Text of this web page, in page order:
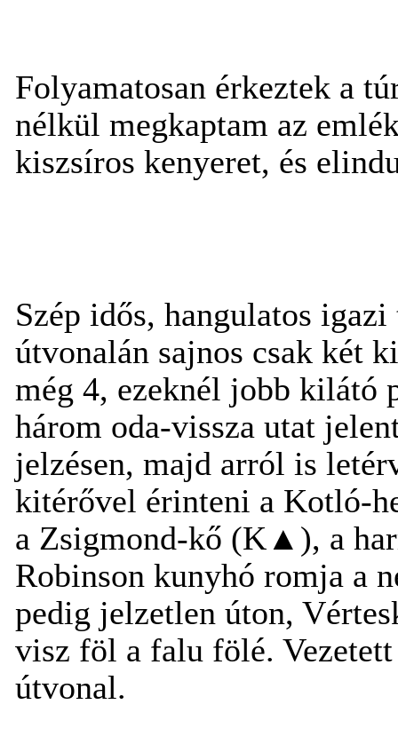
Folyamatosan érkeztek a
nélkül megkaptam az
kiszsíros kenyeret, és
Szép idős, hangulatos
útvonalán sajnos csak két
még 4, ezeknél jobb kilátó
három oda-vissza utat
jelzésen, majd arról is
kitérővel érinteni a Kotló-
a Zsigmond-kő (K▲), a
Robinson kunyhó romja a
pedig jelzetlen úton,
visz föl a falu fölé.
útvonal.